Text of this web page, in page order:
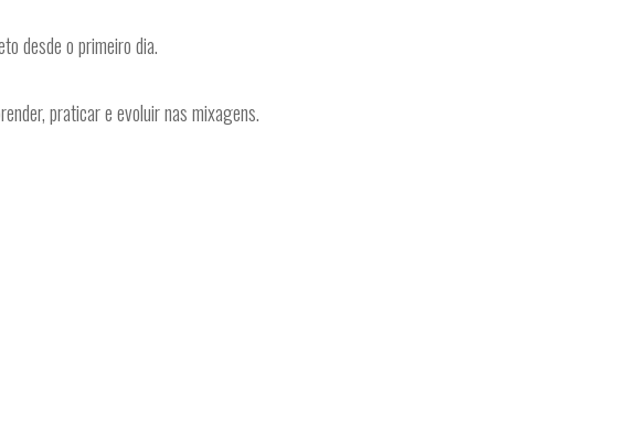
desde o primeiro dia.
praticar e evoluir nas mixagens.